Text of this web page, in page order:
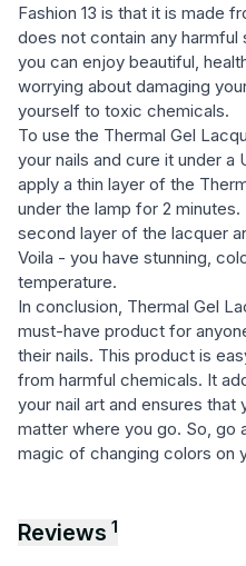
Fashion 13 is that it is made
does not contain any
you can enjoy beautiful,
worrying about damaging
yourself to toxic chemicals.
To use the Thermal Gel
your nails and cure it under
apply a thin layer of the
under the lamp for 2
second layer of the lacquer
Voila - you have stunning,
temperature.
In conclusion, Thermal Gel
must-have product for
their nails. This product is
from harmful chemicals. It
your nail art and ensures that
matter where you go. So, go
magic of changing colors on
Reviews 1